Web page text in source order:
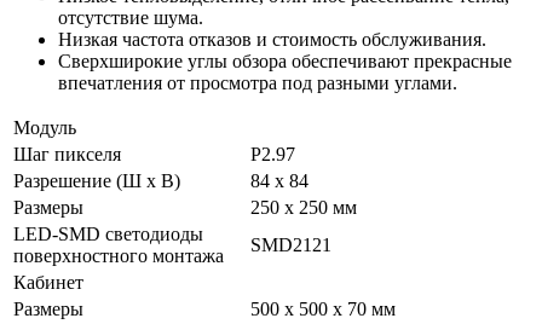
отсутствие шума.
Низкая частота отказов и стоимость обслуживания.
Сверхширокие углы обзора обеспечивают прекрасные
впечатления от просмотра под разными углами.
Модуль
Шаг пикселя
P2.97
Разрешение (Ш х В)
84 х 84
Размеры
250 х 250 мм
LED-SMD светодиоды
поверхностного монтажа
SMD2121
Кабинет
Размеры
500 х 500 х 70 мм